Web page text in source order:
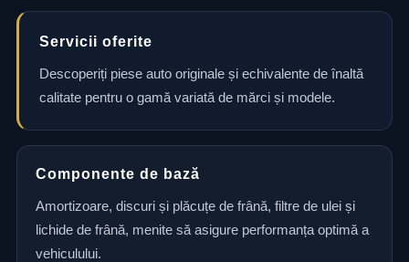
Servicii oferite
Descoperiți piese auto originale și echivalente de înaltă
calitate pentru o gamă variată de mărci și modele.
Componente de bază
Amortizoare, discuri și plăcuțe de frână, filtre de ulei și
lichide de frână, menite să asigure performanța optimă a
vehiculului.